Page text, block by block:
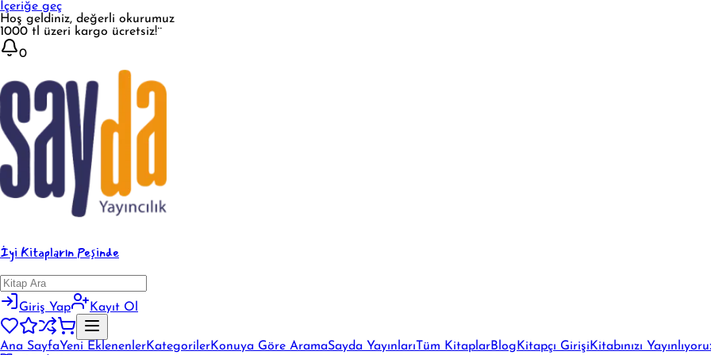
İçeriğe geç
Hoş geldiniz, değerli okurumuz
1000 tl üzeri kargo ücretsiz!¨
0
İyi Kitapların Peşinde
Giriş Yap Kayıt Ol
Ana SayfaYeni EklenenlerKategorilerKonuya Göre AramaSayda Yayınları Tüm KitaplarBlog Kitapçı Girişi Kitabınızı